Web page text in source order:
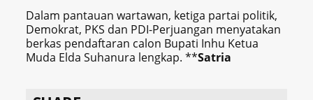
Dalam pantauan wartawan, ketiga partai politik,
Demokrat, PKS dan PDI-Perjuangan menyatakan
berkas pendaftaran calon Bupati Inhu Ketua
Muda Elda Suhanura lengkap. **Satria